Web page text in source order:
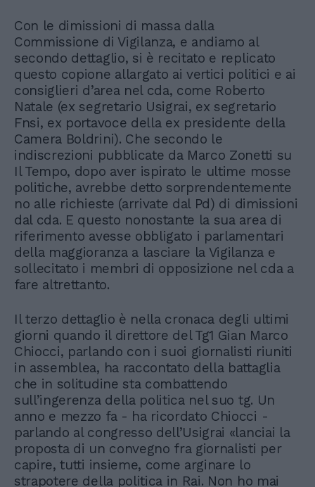
Con le dimissioni di massa dalla
Commissione di Vigilanza, e andiamo al
secondo dettaglio, si è recitato e replicato
questo copione allargato ai vertici politici e ai
consiglieri d’area nel cda, come Roberto
Natale (ex segretario Usigrai, ex segretario
Fnsi, ex portavoce della ex presidente della
Camera Boldrini). Che secondo le
indiscrezioni pubblicate da Marco Zonetti su
Il Tempo, dopo aver ispirato le ultime mosse
politiche, avrebbe detto sorprendentemente
no alle richieste (arrivate dal Pd) di dimissioni
dal cda. E questo nonostante la sua area di
riferimento avesse obbligato i parlamentari
della maggioranza a lasciare la Vigilanza e
sollecitato i membri di opposizione nel cda a
fare altrettanto.
Il terzo dettaglio è nella cronaca degli ultimi
giorni quando il direttore del Tg1 Gian Marco
Chiocci, parlando con i suoi giornalisti riuniti
in assemblea, ha raccontato della battaglia
che in solitudine sta combattendo
sull’ingerenza della politica nel suo tg. Un
anno e mezzo fa - ha ricordato Chiocci -
parlando al congresso dell’Usigrai «lanciai la
proposta di un convegno fra giornalisti per
capire, tutti insieme, come arginare lo
strapotere della politica in Rai. Non ho mai